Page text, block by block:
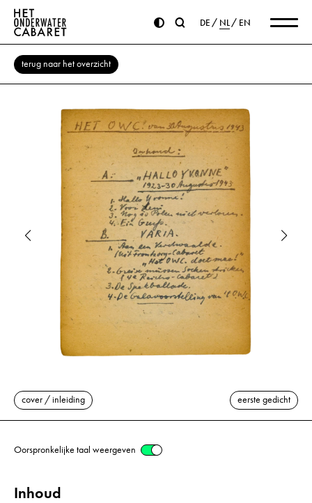
DE NL EN
terug naar het overzicht
cover / inleiding eerste gedicht
Oorspronkelijke taal weergeven
Inhoud